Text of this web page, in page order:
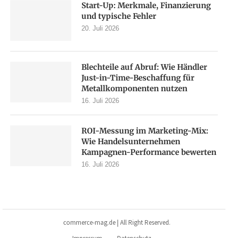
Start-Up: Merkmale, Finanzierung
und typische Fehler
20. Juli 2026
Blechteile auf Abruf: Wie Händler
Just-in-Time-Beschaffung für
Metallkomponenten nutzen
16. Juli 2026
ROI-Messung im Marketing-Mix:
Wie Handelsunternehmen
Kampagnen-Performance bewerten
16. Juli 2026
commerce-mag.de | All Right Reserved.